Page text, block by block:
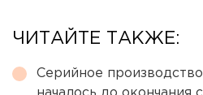
ЧИТАЙТЕ ТАКЖЕ:
Серийное